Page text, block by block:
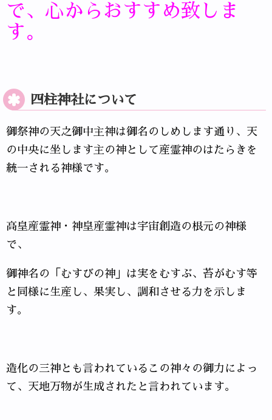
で、心からおすすめ致しま
す。
四柱神社について
御祭神の天之御中主神は御名のしめします通り、天
の中央に坐します主の神として産霊神のはたらきを
統一される神様です。
高皇産霊神・神皇産霊神は宇宙創造の根元の神様
で、
御神名の「むすびの神」は実をむすぶ、苔がむす等
と同様に生産し、果実し、調和させる力を示しま
す。
造化の三神とも言われているこの神々の御力によっ
て、天地万物が生成されたと言われています。